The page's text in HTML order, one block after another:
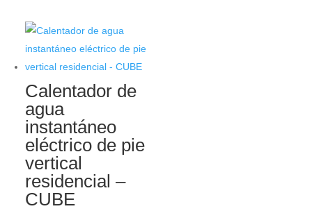
Calentador de
agua
instantáneo
eléctrico de pie
vertical
residencial –
CUBE